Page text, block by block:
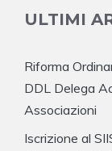
ULTIMI
Riforma
DDL Delega
Associazioni
Iscrizione al